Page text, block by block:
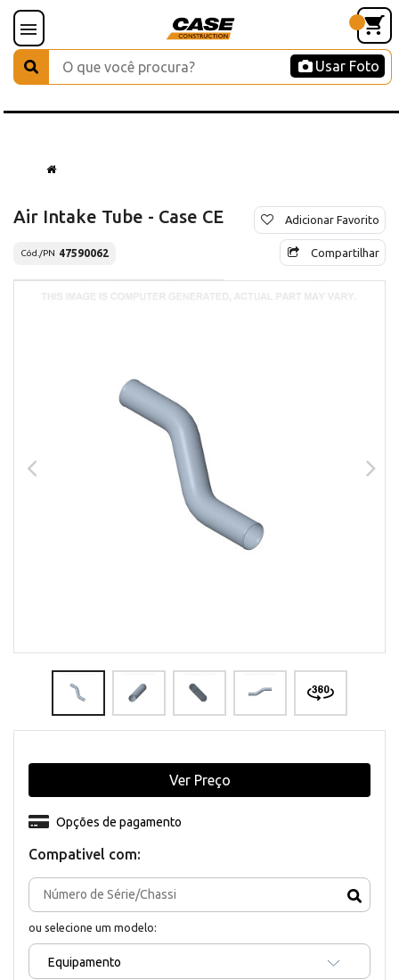
Usar Foto
Air Intake Tube - Case CE
Cód./PN 47590062
Adicionar Favorito
Compartilhar
Compativel com:
ou selecione um modelo:
Equipamento
Opções de pagamento
Ver Preço